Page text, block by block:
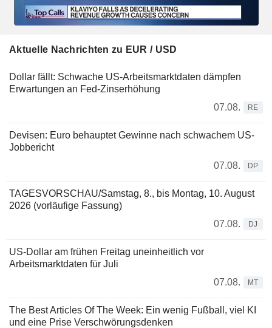
Aktuelle Nachrichten zu EUR / USD
Dollar fällt: Schwache US-Arbeitsmarktdaten dämpfen
Erwartungen an Fed-Zinserhöhung
07.08.
RE
Devisen: Euro behauptet Gewinne nach schwachem US-
Jobbericht
07.08.
DP
TAGESVORSCHAU/Samstag, 8., bis Montag, 10. August
2026 (vorläufige Fassung)
07.08.
DJ
US-Dollar am frühen Freitag uneinheitlich vor
Arbeitsmarktdaten für Juli
07.08.
MT
The Best Articles Of The Week: Ein wenig Fußball, viel KI
und eine Prise Verschwörungsdenken